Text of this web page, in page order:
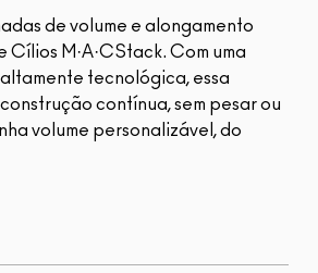
de volume e alongamento
Cílios M·A·CStack. Com uma
tecnológica, essa
contínua, sem pesar ou
volume personalizável, do